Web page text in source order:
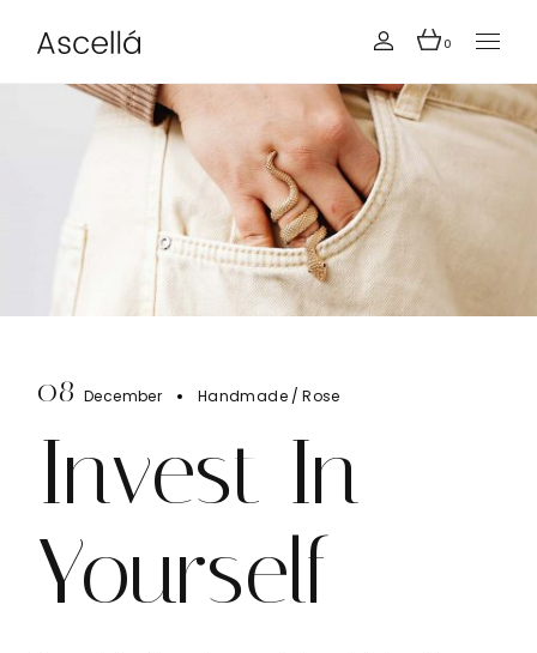
0
08 December Handmade Rose
Invest In
Yourself